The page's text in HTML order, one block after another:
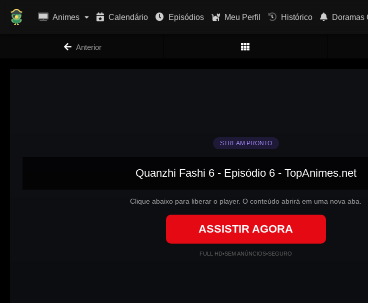
Animes Calendário Episódios Meu Perfil Histórico Doramas
Anterior
STREAM PRONTO
Quanzhi Fashi 6 - Episódio 6 - TopAnimes.net
Clique abaixo para liberar o player. O conteúdo abrirá em uma nova aba.
ASSISTIR AGORA
FULL HD•SEM ANÚNCIOS•SEGURO